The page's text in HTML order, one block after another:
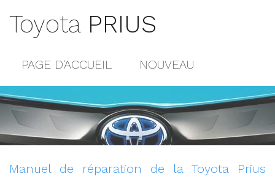
Toyota PRIUS
PAGE D'ACCUEIL NOUVEAU
POPULAIRE
CONTACTS
Manuel de réparation de la Toyota Prius